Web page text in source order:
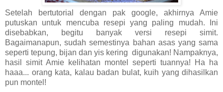
Setelah bertutorial dengan pak google, akhirnya Amie
putuskan untuk mencuba resepi yang paling mudah. Ini
disebabkan, begitu banyak versi resepi simit.
Bagaimanapun, sudah semestinya bahan asas yang sama
seperti tepung, bijan dan yis kering digunakan! Nampaknya,
hasil simit Amie kelihatan montel seperti tuannya! Ha ha
haaa... orang kata, kalau badan bulat, kuih yang dihasilkan
pun montel!